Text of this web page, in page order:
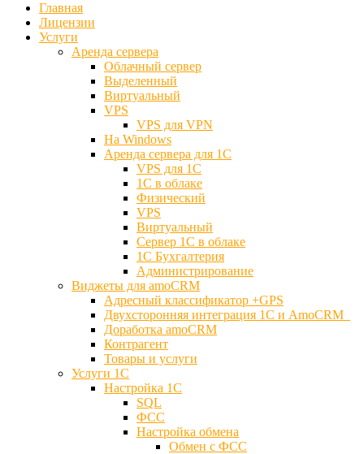
Главная
Лицензии
Услуги
Аренда сервера
Облачный сервер
Выделенный
Виртуальный
VPS
VPS для VPN
На Windows
Аренда сервера для 1С
VPS для 1С
1С в облаке
Физический
VPS
Виртуальный
Сервер 1С в облаке
1С Бухгалтерия
Администрирование
Виджеты для amoCRM
Адресный классификатор +GPS
Двухсторонняя интеграция 1С и AmoCRM
Доработка amoCRM
Контрагент
Товары и услуги
Услуги 1С
Настройка 1С
SQL
ФСС
Настройка обмена
Обмен с ФСС